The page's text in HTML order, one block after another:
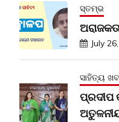
ସ୍ତମ୍ଭ
July
ସାହିତ୍ୟ
ପ୍ରଦୀପ